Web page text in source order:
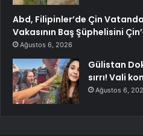
Abd, Filipinler’de Çin
Vakasının Baş Şüphelisini
Ağustos 6, 2026
Gülistan
sırrı! Vali
Ağustos 6,